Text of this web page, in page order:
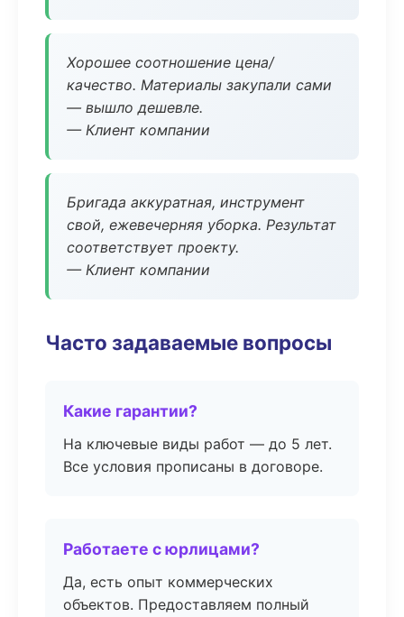
Хорошее соотношение цена/
качество. Материалы закупали сами
— вышло дешевле.
— Клиент компании
Бригада аккуратная, инструмент
свой, ежевечерняя уборка. Результат
соответствует проекту.
— Клиент компании
Часто задаваемые вопросы
Какие гарантии?
На ключевые виды работ — до 5 лет.
Все условия прописаны в договоре.
Работаете с юрлицами?
Да, есть опыт коммерческих
объектов. Предоставляем полный